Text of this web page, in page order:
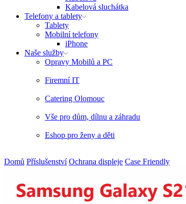
Kabelová sluchátka
Telefony a tablety
Tablety
Mobilní telefony
iPhone
Naše služby
Opravy Mobilů a PC
Firemní IT
Catering Olomouc
Vše pro dům, dílnu a záhradu
Eshop pro ženy a děti
Domů Příslušenství Ochrana displeje Case Friendly